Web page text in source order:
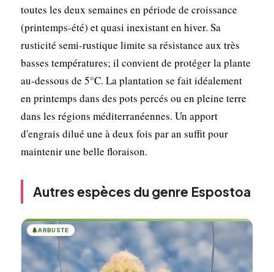
toutes les deux semaines en période de croissance
(printemps-été) et quasi inexistant en hiver. Sa
rusticité semi-rustique limite sa résistance aux très
basses températures; il convient de protéger la plante
au-dessous de 5°C. La plantation se fait idéalement
en printemps dans des pots percés ou en pleine terre
dans les régions méditerranéennes. Un apport
d'engrais dilué une à deux fois par an suffit pour
maintenir une belle floraison.
Autres espèces du genre Espostoa
🌲ARBUSTE